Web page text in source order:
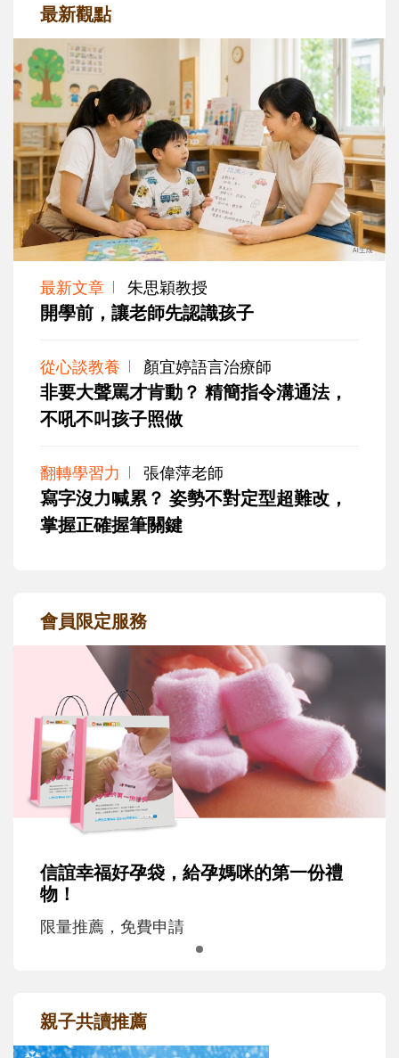
最新觀點
最新文章 朱思穎教授
開學前，讓老師先認識孩子
從心談教養 顏宜婷語言治療師
非要大聲罵才肯動？ 精簡指令溝通法，
不吼不叫孩子照做
翻轉學習力 張偉萍老師
寫字沒力喊累？ 姿勢不對定型超難改，
掌握正確握筆關鍵
會員限定服務
信誼幸福好孕袋，給孕媽咪的第一份禮
物！
限量推薦，免費申請
親子共讀推薦